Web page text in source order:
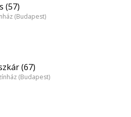
(57)
(Budapest)
(67)
(Budapest)